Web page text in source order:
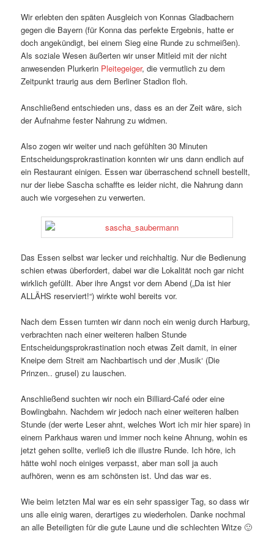
Wir erlebten den späten Ausgleich von Konnas Gladbachern
gegen die Bayern (für Konna das perfekte Ergebnis, hatte er
doch angekündigt, bei einem Sieg eine Runde zu schmeißen).
Als soziale Wesen äußerten wir unser Mitleid mit der nicht
anwesenden Plurkerin Pleitegeiger, die vermutlich zu dem
Zeitpunkt traurig aus dem Berliner Stadion floh.
Anschließend entschieden uns, dass es an der Zeit wäre, sich
der Aufnahme fester Nahrung zu widmen.
Also zogen wir weiter und nach gefühlten 30 Minuten
Entscheidungsprokrastination konnten wir uns dann endlich auf
ein Restaurant einigen. Essen war überraschend schnell bestellt,
nur der liebe Sascha schaffte es leider nicht, die Nahrung dann
auch wie vorgesehen zu verwerten.
Das Essen selbst war lecker und reichhaltig. Nur die Bedienung
schien etwas überfordert, dabei war die Lokalität noch gar nicht
wirklich gefüllt. Aber ihre Angst vor dem Abend („Da ist hier
ALLÄHS reserviert!“) wirkte wohl bereits vor.
Nach dem Essen turnten wir dann noch ein wenig durch Harburg,
verbrachten nach einer weiteren halben Stunde
Entscheidungsprokrastination noch etwas Zeit damit, in einer
Kneipe dem Streit am Nachbartisch und der ‚Musik‘ (Die
Prinzen.. grusel) zu lauschen.
Anschließend suchten wir noch ein Billiard-Café oder eine
Bowlingbahn. Nachdem wir jedoch nach einer weiteren halben
Stunde (der werte Leser ahnt, welches Wort ich mir hier spare) in
einem Parkhaus waren und immer noch keine Ahnung, wohin es
jetzt gehen sollte, verließ ich die illustre Runde. Ich höre, ich
hätte wohl noch einiges verpasst, aber man soll ja auch
aufhören, wenn es am schönsten ist. Und das war es.
Wie beim letzten Mal war es ein sehr spassiger Tag, so dass wir
uns alle einig waren, derartiges zu wiederholen. Danke nochmal
an alle Beteiligten für die gute Laune und die schlechten Witze 🙂